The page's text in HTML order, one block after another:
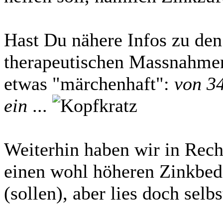
Hast Du nähere Infos zu
therapeutischen
etwas "märchenhaft": von
ein ...
Weiterhin haben wir in
einen wohl höheren
(sollen), aber lies doch